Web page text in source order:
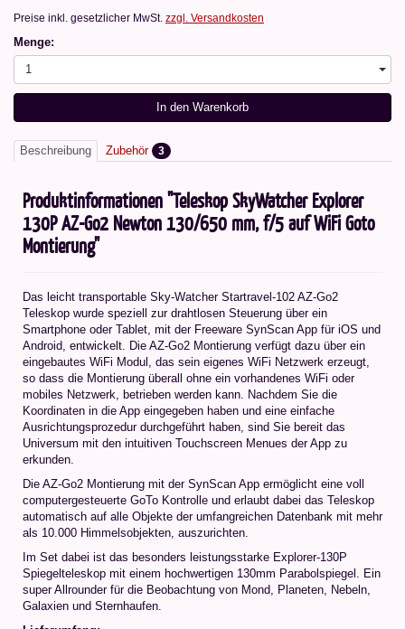
Preise inkl. gesetzlicher MwSt. zzgl. Versandkosten
Menge:
1
In den Warenkorb
Beschreibung Zubehör 3
Produktinformationen "Teleskop SkyWatcher Explorer
130P AZ-Go2 Newton 130/650 mm, f/5 auf WiFi Goto
Montierung"
Das leicht transportable Sky-Watcher Startravel-102 AZ-Go2
Teleskop wurde speziell zur drahtlosen Steuerung über ein
Smartphone oder Tablet, mit der Freeware SynScan App für iOS und
Android, entwickelt. Die AZ-Go2 Montierung verfügt dazu über ein
eingebautes WiFi Modul, das sein eigenes WiFi Netzwerk erzeugt,
so dass die Montierung überall ohne ein vorhandenes WiFi oder
mobiles Netzwerk, betrieben werden kann. Nachdem Sie die
Koordinaten in die App eingegeben haben und eine einfache
Ausrichtungsprozedur durchgeführt haben, sind Sie bereit das
Universum mit den intuitiven Touchscreen Menues der App zu
erkunden.
Die AZ-Go2 Montierung mit der SynScan App ermöglicht eine voll
computergesteuerte GoTo Kontrolle und erlaubt dabei das Teleskop
automatisch auf alle Objekte der umfangreichen Datenbank mit mehr
als 10.000 Himmelsobjekten, auszurichten.
Im Set dabei ist das besonders leistungsstarke Explorer-130P
Spiegelteleskop mit einem hochwertigen 130mm Parabolspiegel. Ein
super Allrounder für die Beobachtung von Mond, Planeten, Nebeln,
Galaxien und Sternhaufen.